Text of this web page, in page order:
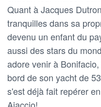
Quant à Jacques
tranquilles dans sa
devenu un enfant du
aussi des stars du
adore venir à
bord de son yacht de
s'est déjà fait repérer